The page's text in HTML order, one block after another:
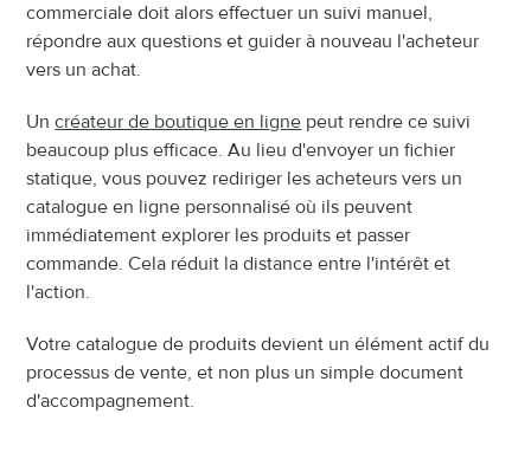
commerciale doit alors effectuer un suivi manuel,
répondre aux questions et guider à nouveau l'acheteur
vers un achat.
Un créateur de boutique en ligne peut rendre ce suivi
beaucoup plus efficace. Au lieu d'envoyer un fichier
statique, vous pouvez rediriger les acheteurs vers un
catalogue en ligne personnalisé où ils peuvent
immédiatement explorer les produits et passer
commande. Cela réduit la distance entre l'intérêt et
l'action.
Votre catalogue de produits devient un élément actif du
processus de vente, et non plus un simple document
d'accompagnement.